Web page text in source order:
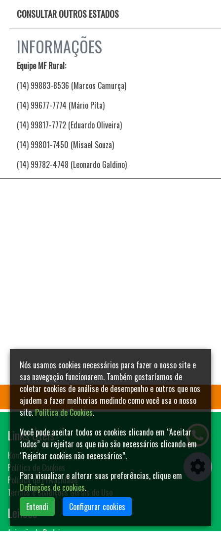
CONSULTAR OUTROS ESTADOS
INFORMAÇÕES
Equipe MF Rural:
(14) 99883-8536 (Marcos Camurça)
(14) 99677-7774 (Mário Píta)
(14) 99817-7772 (Eduardo Oliveira)
(14) 99801-7450 (Misael Souza)
(14) 99782-4748 (Leonardo Galdino)
Links Úteis
Home
Política de Cookies
Política de Privacidade
Termos e Condições Gerais de Uso
Leilões
Animais de Rodeio
Nós usamos cookies necessários para fazer o nosso site e
sua navegação funcionarem. Também gostaríamos de
coletar cookies de análise de desempenho e outros que nos
ajudem a fazer melhorias medindo como você usa o nosso
site.Política de Cookies.
Você pode aceitar todos os cookies clicando em “Aceitar
todos” ou rejeitar os que não são necessários clicando em
“Rejeitar cookies não necessários”.
Para visualizar e alterar suas preferências, clique em
Definições de cookies.
Entendi
Configurar cookies